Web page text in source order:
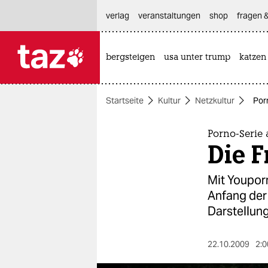
themen
verlag
veranstaltungen shop fragen
bergsteigen usa unter trump katzen
Startseite Kultur Netzkultur
Porno-Serie
Die
Mit
Anfang
22.10.2009